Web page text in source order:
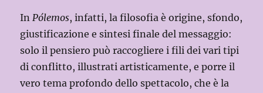
InPólemos, infatti, la filosofia è origine, sfondo,
giustificazione e sintesi finale del messaggio:
solo il pensiero può raccogliere i fili dei vari tipi
di conflitto, illustrati artisticamente, e porre il
vero tema profondo dello spettacolo, che è la